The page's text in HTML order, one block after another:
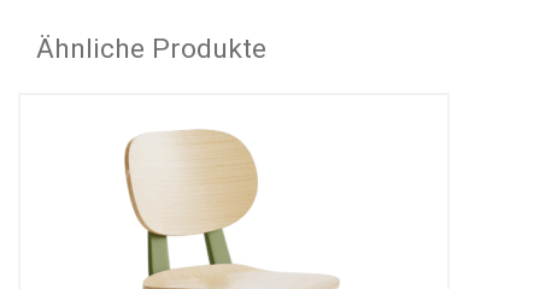
Ähnliche Produkte